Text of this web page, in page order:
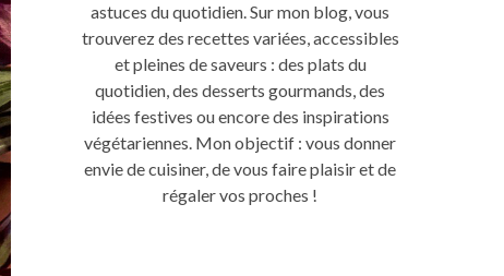
astuces du quotidien. Sur mon blog, vous
trouverez des recettes variées, accessibles
et pleines de saveurs : des plats du
quotidien, des desserts gourmands, des
idées festives ou encore des inspirations
végétariennes. Mon objectif : vous donner
envie de cuisiner, de vous faire plaisir et de
régaler vos proches !